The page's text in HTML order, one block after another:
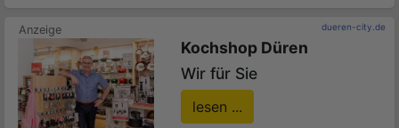
dueren-city.de
Kochshop Düren
Wir für Sie
lesen ...